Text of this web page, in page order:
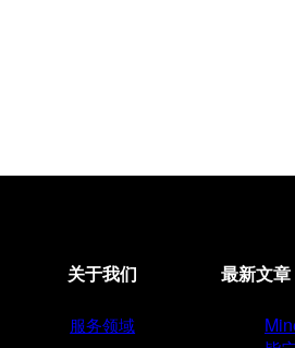
关于我们
服务领域
最新文章